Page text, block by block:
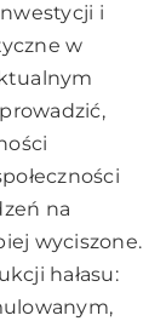
i
w
na
wyciszone.
hałasu: